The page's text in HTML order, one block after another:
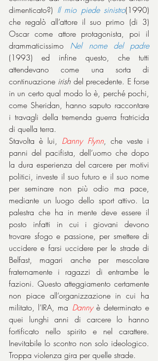
dimenticato?) Il mio piede sinistro(1990)
che regalò all’attore il suo primo (di 3)
Oscar come attore protagonista, poi il
drammaticissimo Nel nome del padre
(1993) ed infine questo, che tutti
attendevano come una sorta di
continuazione irish del precedente. E forse
in un certo qual modo lo è, perché pochi,
come Sheridan, hanno saputo raccontare
i travagli della tremenda guerra fratricida
di quella terra.
Stavolta è lui, Danny Flynn, che veste i
panni del pacifista, dell’uomo che dopo
la dura esperienza del carcere per motivi
politici, investe il suo futuro e il suo nome
per seminare non più odio ma pace,
mediante un luogo dello sport attivo. La
palestra che ha in mente deve essere il
posto infatti in cui i giovani devono
trovare sfogo e passione, per smettere di
uccidere e farsi uccidere per le strade di
Belfast, magari anche per mescolare
fraternamente i ragazzi di entrambe le
fazioni. Questo atteggiamento certamente
non piace all’organizzazione in cui ha
militato, l’IRA, ma Danny è determinato e
quei lunghi anni di carcere lo hanno
fortificato nello spirito e nel carattere.
Inevitabile lo scontro non solo ideologico.
Troppa violenza gira per quelle strade.